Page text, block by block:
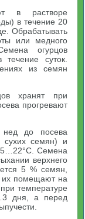
в растворе
в течение 20
Обрабатывать
или медного
огурцов
суток.
из семян
хранят при
прогревают
до посева
семян) и
Семена
верхнего
5 % семян,
их помещают на
температуре
дня, а перед